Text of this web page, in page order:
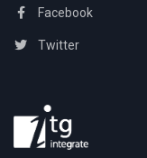
Facebook
Twitter